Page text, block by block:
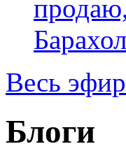
Весь эфир
Блоги